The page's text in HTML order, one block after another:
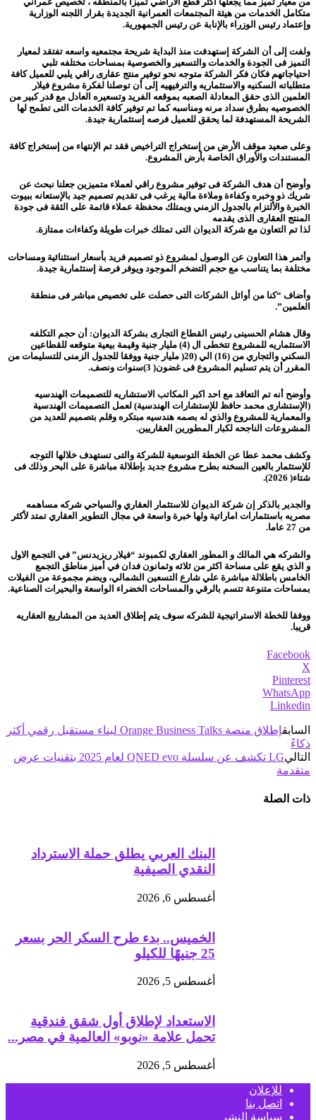
متكامل الخدمات من هيئة المجتمعات العمرانية الجديدة بقرار اللجنه الوزارية
وإعتماد رئيس الوزراء بالإنابة عن رئيس الجمهورية.
ولفت إلى أن الشركة إستهدفت منذ البداية شريحة مجتمعيه واسعه تفتقد لمعيار
التميز فى الجودة والخدمات والتسعير والخصوصية بمساحات مختلفه تلبي
احتياجاتهم فكان فكر الشركة متوجه نحو توفير منتج عقارى راقي يلبي للعميل كافة
متطلباته السكنيه والاستثماريه والترفيهيه إلى أن توصلنا لفكرة مشروع فيلار
العلمين الذى حقق المعادلة الصعبه بموقعه الفريد وتسعيره العادل مع قدر كبير من
الخصوصيه بطرق سداد مرنه ومناسبه كما تم توفير كافة الخدمات التى تطمح لها
الشريحة المستهدفة لما يحقق للعميل فرصه إستثمارية جيدة.
وعلى صعيد موقف الأرض من إستخراج التراخيص فقد تم الإنتهاء من إستخراج كافة
المستندات والأوراق الخاصة بأرض المشروع.
وأوضح أن هدف الشركة فى توفير مشروع راقي لعملاء متميزين جعلنا نبحث عن
شريك ذو وخبره وكفاءة وملاءة مالية يرغب فى تقديم تصميم جيد بالإستعانه ببيوت
الخبرة والألتزام بالجدول الزمني ويمتلك محفظة عملاء قائمة على الثقة فى جودة
المنتج العقارى الذى يقدمه
لذا تم التعاون مع شركة الديوان التى تمتلك خبرات طويلة وكفاءات ممتازة.
وأثمر هذا التعاون عن الوصول لمشروع ذو تصميم فريد بأسعار استثنائية ومساحات
مختلفة بما يتناسب مع حجم التضخم الموجود ويوفر فرصة إستثمارية جيدة.
وأضاف “كنا من أوائل الشركات التى حصلت على تخصيص مباشر فى منطقة
العلمين”.
وقال هشام الحسينى رئيس القطاع التجارى بشركة الديوان: أن حجم التكلفه
الاستثماريه للمشروع تتخطى ال (4) مليار جنية وقيمة بيعية متوقعه للقطاعين
السكني والتجاري من (16) الي (20( مليار جنية ووفقا للجدول الزمنى للتسليمات من
المقرر أن يتم تسليم المشروع فى غضون( 3)سنوات ونصف.
وأوضح أنه تم التعاقد مع احد اكبر المكاتب الاستشاريه للتصميمات الهندسيه
(الإستشارى محمد حافظ للإستشارات الهندسية) لعمل التصميمات الهندسية
والمعمارية للمشروع والذي له بصمه هندسيه مبتكره وقلم بتصميم للعديد من
المشروعات الناجحه لكبار المطورين العقاريين.
وكشف محمد عطا عن الخطة التوسعية للشركة والتى تستهدف خلالها التوجه
للإستثمار بالعين السخنه بطرح مشروع جديد بإطلالة مباشرة على البحر وذلك فى
شتاء( 2026).
والجدير بالذكر
إن شركة الديوان للاستثمار العقاري والسياحي شركه مساهمه
مصريه باستثمارات اماراتية ولها خبرة واسعة في مجال التطوير العقاري تمتد لأكثر
من 27 عاما.
والشركه هي المالك و المطور العقاري لكمبوند “فيلار ريزيدنس” في التجمع الاول
و الذي يقع على مساحة اكثر من ثلاثه وثمانون فدان في أميز مناطق التجمع
الخامس باطلالة مباشرة علي شارع التسعين الشمالي، ويضم مجموعة من الفيلات
بمساحات متنوعة تتسم بالرقي والمساحات الخضراء الواسعة والبحيرات الصناعية.
ووفقا للخطة الاستراتيجية للشركه سوف يتم إطلاق العديد من المشاريع العقاريه
قريبا.
Facebook
X
Pinterest
WhatsApp
Linkedin
السابق
إطلاق منصة Orange Business Talks لبناء مستقبل رقمي أكثر
ذكاءً
التالي
LG تكشف عن سلسلة QNED evo لعام 2025 بتقنيات عرض
متقدمة
ذات الصلة
البنك العربي يطلق حملة الاسترداد
النقدي الصيفية
أغسطس 6, 2026
الخميس.. بدء طرح السكر الحر بسعر
25 جنيهًا للكيلو
أغسطس 5, 2026
الاستعداد لإطلاق أول شقق فندقية
تحمل علامة «نوبو» العالمية في مصر...
أغسطس 5, 2026
للإعلان
اتصل بنا
سياسة النشر